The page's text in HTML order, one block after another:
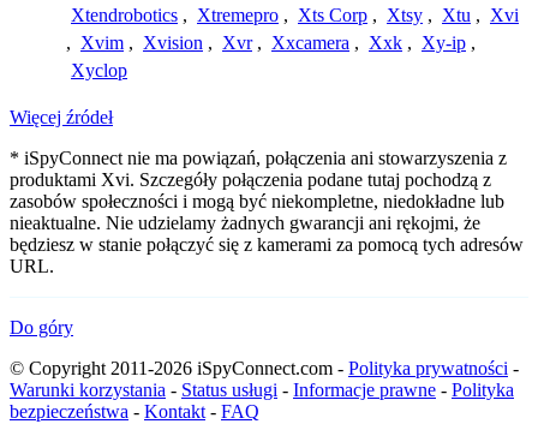
Xtendrobotics , Xtremepro , Xts Corp , Xtsy , Xtu , Xvi
, Xvim , Xvision , Xvr , Xxcamera , Xxk , Xy-ip ,
Xyclop
Więcej źródeł
* iSpyConnect nie ma powiązań, połączenia ani stowarzyszenia z
produktami Xvi. Szczegóły połączenia podane tutaj pochodzą z
zasobów społeczności i mogą być niekompletne, niedokładne lub
nieaktualne. Nie udzielamy żadnych gwarancji ani rękojmi, że
będziesz w stanie połączyć się z kamerami za pomocą tych adresów
URL.
Do góry
© Copyright 2011-2026 iSpyConnect.com - Polityka prywatności -
Warunki korzystania - Status usługi - Informacje prawne - Polityka
bezpieczeństwa - Kontakt - FAQ